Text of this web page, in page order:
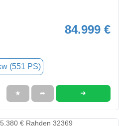
84.999 €
(551 PS)
★ ➦ ➜